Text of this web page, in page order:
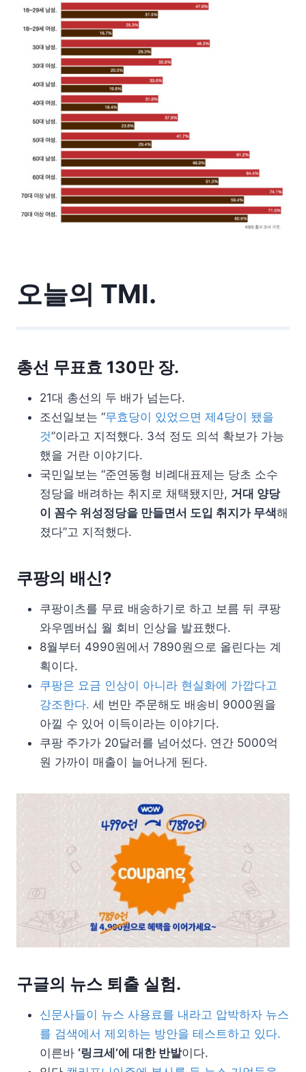
오늘의 TMI.
총선 무표효 130만 장.
21대 총선의 두 배가 넘는다.
조선일보는 “무효당이 있었으면 제4당이 됐을
것”이라고 지적했다. 3석 정도 의석 확보가 가능
했을 거란 이야기다.
국민일보는 “준연동형 비례대표제는 당초 소수
정당을 배려하는 취지로 채택됐지만, 거대 양당
이 꼼수 위성정당을 만들면서 도입 취지가 무색해
졌다”고 지적했다.
쿠팡의 배신?
쿠팡이츠를 무료 배송하기로 하고 보름 뒤 쿠팡
와우멤버십 월 회비 인상을 발표했다.
8월부터 4990원에서 7890원으로 올린다는 계
획이다.
쿠팡은 요금 인상이 아니라 현실화에 가깝다고
강조한다. 세 번만 주문해도 배송비 9000원을
아낄 수 있어 이득이라는 이야기다.
쿠팡 주가가 20달러를 넘어섰다. 연간 5000억
원 가까이 매출이 늘어나게 된다.
구글의 뉴스 퇴출 실험.
신문사들이 뉴스 사용료를 내라고 압박하자 뉴스
를 검색에서 제외하는 방안을 테스트하고 있다.
이른바 ‘링크세’에 대한 반발이다.